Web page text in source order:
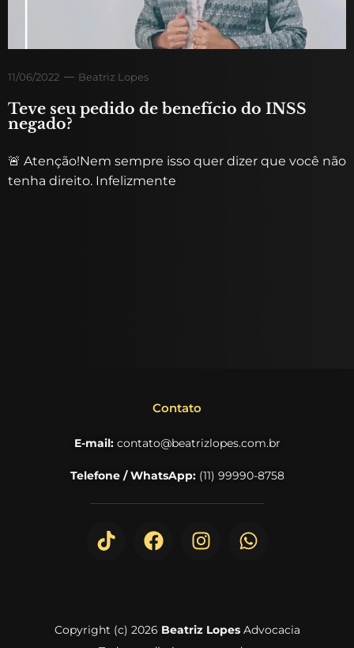
11/06/2022 Beatriz Lopes
Teve seu pedido de benefício do INSS
negado?
🚨 Atenção!Nem sempre isso quer dizer que você não
tenha direito. Infelizmente
Copyright (c) 2026 Beatriz LopesAdvocacia
Contato
E-mail: contato@beatrizlopes.com.br
Telefone / WhatsApp: (11) 99990-8758